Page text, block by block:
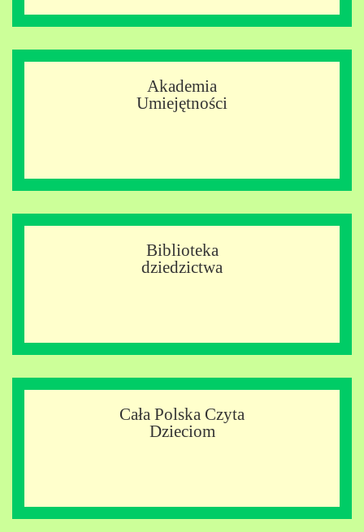
Akademia
Umiejętności
Biblioteka
dziedzictwa
Cała Polska Czyta
Dzieciom